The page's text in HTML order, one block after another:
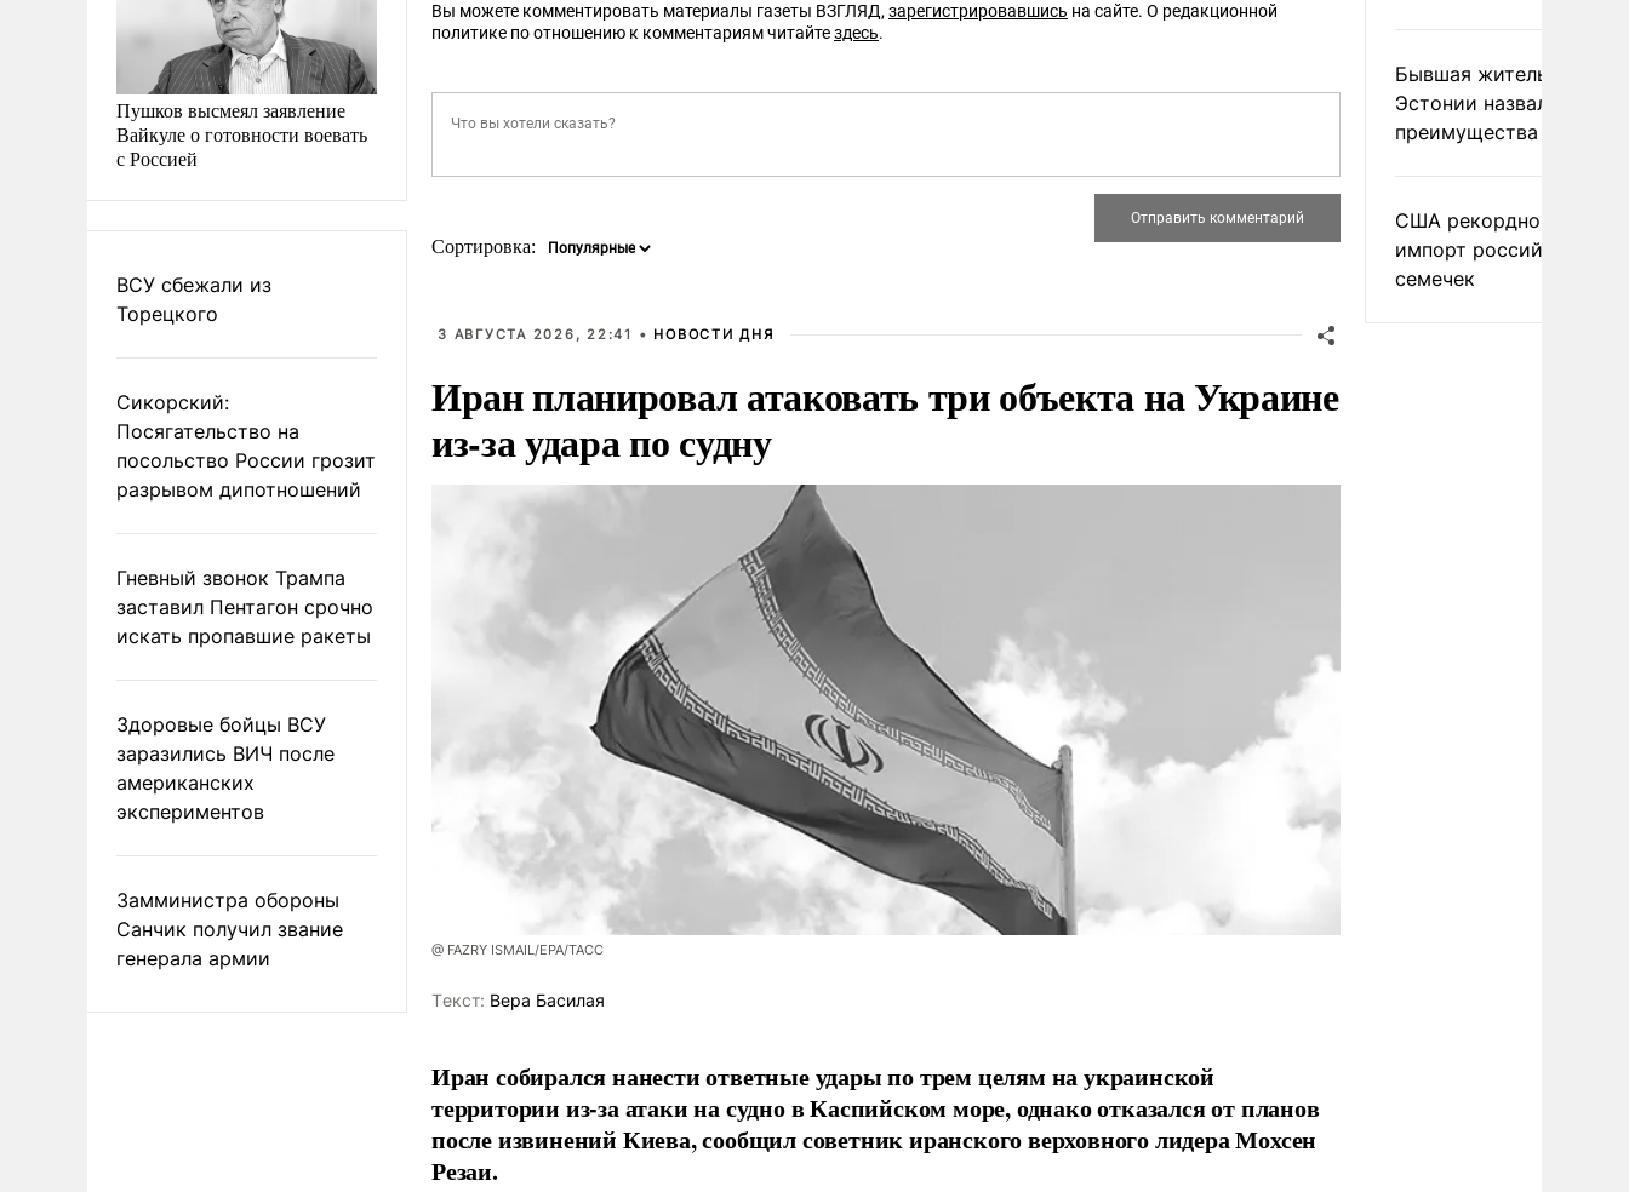
Пушков высмеял заявление
Вайкуле о готовности воевать
с Россией
ВСУ сбежали из
Торецкого
Сикорский:
Посягательство на
посольство России грозит
разрывом дипотношений
Гневный звонок Трампа
заставил Пентагон срочно
искать пропавшие ракеты
Здоровые бойцы ВСУ
заразились ВИЧ после
американских
экспериментов
Замминистра обороны
Санчик получил звание
генерала армии
Вы можете комментировать материалы газеты ВЗГЛЯД, зарегистрировавшись на сайте. О редакционной
политике по отношению к комментариям читайтездесь.
Сортировка:
3 АВГУСТА 2026, 22:41 • НОВОСТИ ДНЯ
Иран планировал атаковать три объекта на Украине
из-за удара по судну
@ FAZRY ISMAIL/EPA/ТАСС
Tекст: Вера Басилая
Иран собирался нанести ответные удары по трем целям на украинской
территории из-за атаки на судно в Каспийском море, однако отказался от планов
после извинений Киева, сообщил советник иранского верховного лидера Мохсен
Резаи.
Бывшая жительница
Эстонии назвала
преимущества России
США рекордно
импорт российских
семечек